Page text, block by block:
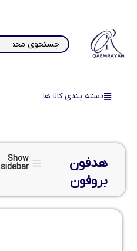
دسته بندی کالا ها
هدفون
بروفون
Show
sidebar